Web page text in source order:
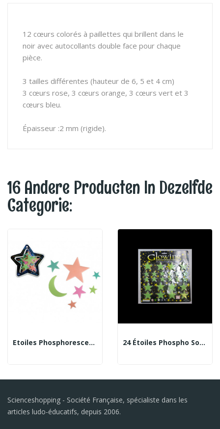
12 cœurs colorés à paillettes qui brillent dans le
noir avec autocollants double face pour chaque
pièce.
3 tailles différentes (hauteur de 6, 5 et 4 cm)
3 cœurs rose, 3 cœurs orange, 3 cœurs vert et 3
cœurs bleu.
Épaisseur :2 mm (rigide).
16 Andere Producten In Dezelfde
Categorie:
Etoiles Phosphorescentes Colorées 24 Étoiles Phospho Sous Blister
Scienceshopping - Société Française, spécialiste dans les
articles ludo-éducatifs, depuis 2006.